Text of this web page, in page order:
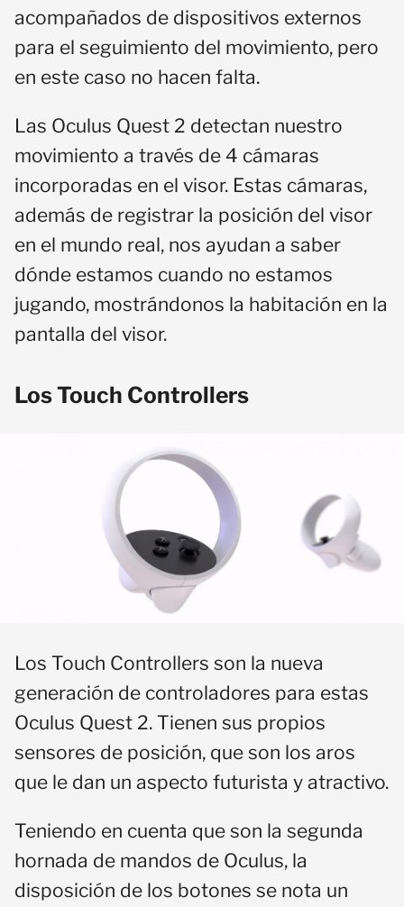
acompañados de dispositivos externos
para el seguimiento del movimiento, pero
en este caso no hacen falta.
Las Oculus Quest 2 detectan nuestro
movimiento a través de 4 cámaras
incorporadas en el visor. Estas cámaras,
además de registrar la posición del visor
en el mundo real, nos ayudan a saber
dónde estamos cuando no estamos
jugando, mostrándonos la habitación en la
pantalla del visor.
Los Touch Controllers
Los Touch Controllers son la nueva
generación de controladores para estas
Oculus Quest 2. Tienen sus propios
sensores de posición, que son los aros
que le dan un aspecto futurista y atractivo.
Teniendo en cuenta que son la segunda
hornada de mandos de Oculus, la
disposición de los botones se nota un